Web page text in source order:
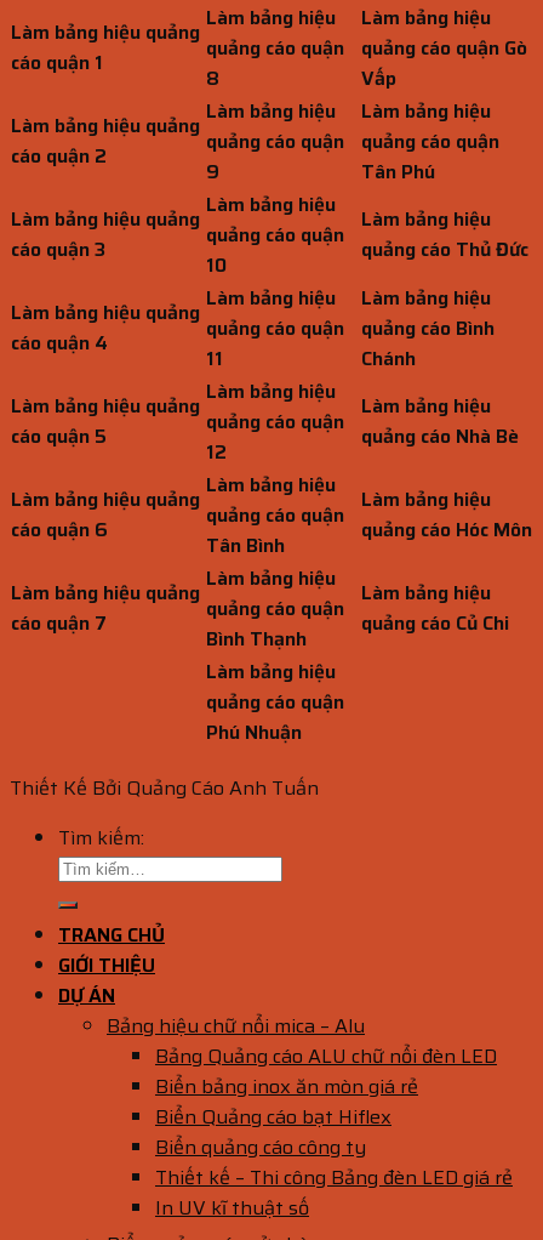
Làm bảng hiệu quảng
cáo quận 1
Làm bảng hiệu
quảng cáo quận
8
Làm bảng hiệu
quảng cáo quận Gò
Vấp
Làm bảng hiệu quảng
cáo quận 2
Làm bảng hiệu
quảng cáo quận
9
Làm bảng hiệu
quảng cáo quận
Tân Phú
Làm bảng hiệu quảng
cáo quận 3
Làm bảng hiệu
quảng cáo quận
10
Làm bảng hiệu
quảng cáo Thủ Đức
Làm bảng hiệu quảng
cáo quận 4
Làm bảng hiệu
quảng cáo quận
11
Làm bảng hiệu
quảng cáo Bình
Chánh
Làm bảng hiệu quảng
cáo quận 5
Làm bảng hiệu
quảng cáo quận
12
Làm bảng hiệu
quảng cáo Nhà Bè
Làm bảng hiệu quảng
cáo quận 6
Làm bảng hiệu
quảng cáo quận
Tân Bình
Làm bảng hiệu
quảng cáo Hóc Môn
Làm bảng hiệu quảng
cáo quận 7
Làm bảng hiệu
quảng cáo quận
Bình Thạnh
Làm bảng hiệu
quảng cáo Củ Chi
Làm bảng hiệu
quảng cáo quận
Phú Nhuận
Thiết Kế Bởi Quảng Cáo Anh Tuấn
Tìm kiếm:
TRANG CHỦ
GIỚI THIỆU
DỰ ÁN
Bảng hiệu chữ nổi mica – Alu
Bảng Quảng cáo ALU chữ nổi đèn LED
Biển bảng inox ăn mòn giá rẻ
Biển Quảng cáo bạt Hiflex
Biển quảng cáo công ty
Thiết kế – Thi công Bảng đèn LED giá rẻ
In UV kĩ thuật số